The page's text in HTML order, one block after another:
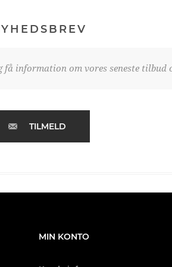
få information om vores seneste tilbud
TILMELD
MIN KONTO